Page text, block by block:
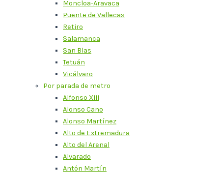
Moncloa-Aravaca
Puente de Vallecas
Retiro
Salamanca
San Blas
Tetuán
Vicálvaro
Por parada de metro
Alfonso XIII
Alonso Cano
Alonso Martínez
Alto de Extremadura
Alto del Arenal
Alvarado
Antón Martín